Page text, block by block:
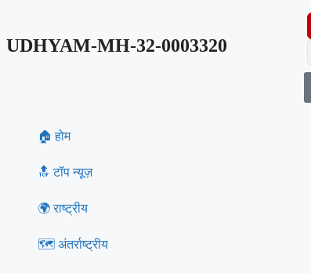
UDHYAM-MH-32-0003320
🏠 होम
🔝 टॉप न्यूज़
🌍 राष्ट्रीय
🗺️ अंतर्राष्ट्रीय